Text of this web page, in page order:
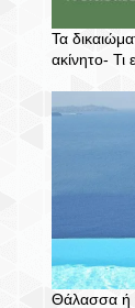
Τα
ακίνητο- Τι
Θάλασσα ή